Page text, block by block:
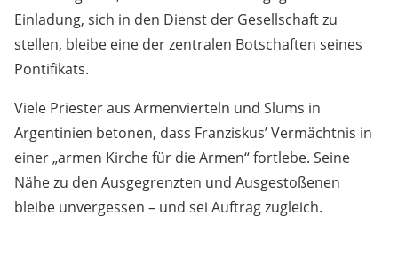
Einladung, sich in den Dienst der Gesellschaft zu
stellen, bleibe eine der zentralen Botschaften seines
Pontifikats.
Viele Priester aus Armenvierteln und Slums in
Argentinien betonen, dass Franziskus’ Vermächtnis in
einer „armen Kirche für die Armen“ fortlebe. Seine
Nähe zu den Ausgegrenzten und Ausgestoßenen
bleibe unvergessen – und sei Auftrag zugleich.